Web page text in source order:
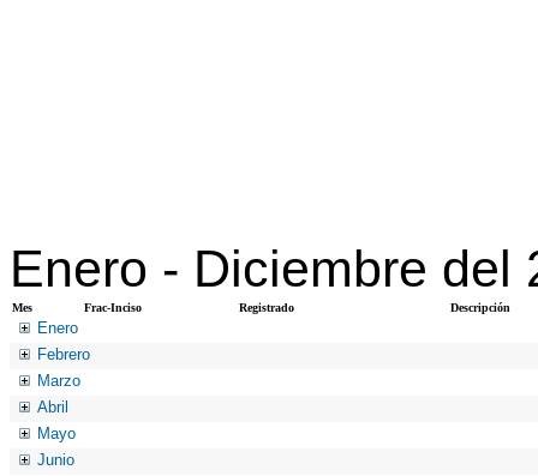
Enero - Diciembre del
Mes Frac-Inciso Registrado Descripción
Enero
Febrero
Marzo
Abril
Mayo
Junio